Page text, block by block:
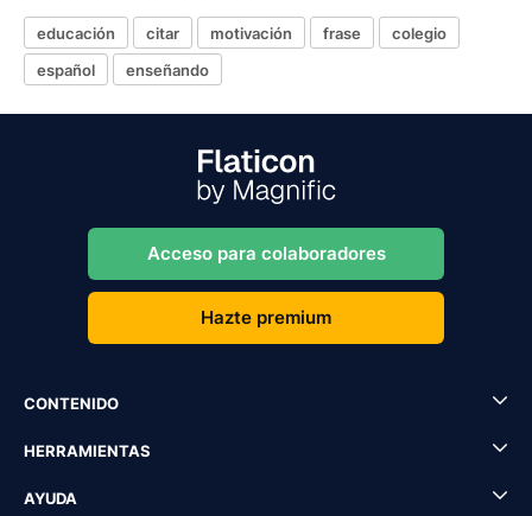
educación citar motivación frase
colegio
español
enseñando
Acceso para colaboradores
Hazte premium
CONTENIDO
HERRAMIENTAS
AYUDA